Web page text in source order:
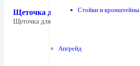
Стойки и кронштейны
Апгрейд
Щеточка для иглы Tonar 3008
Щеточка для чистки иглы